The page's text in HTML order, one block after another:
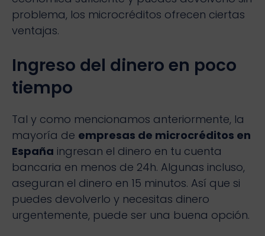
problema, los microcréditos ofrecen ciertas
ventajas.
Ingreso del dinero en poco
tiempo
Tal y como mencionamos anteriormente, la
mayoría de empresas de microcréditos en
España ingresan el dinero en tu cuenta
bancaria en menos de 24h. Algunas incluso,
aseguran el dinero en 15 minutos. Así que si
puedes devolverlo y necesitas dinero
urgentemente, puede ser una buena opción.